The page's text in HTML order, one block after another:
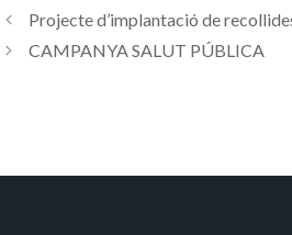
Projecte d’implantació de
CAMPANYA SALUT PÚBLICA